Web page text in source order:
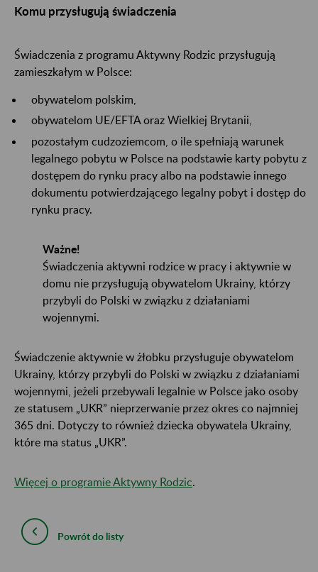
Komu przysługują świadczenia
Świadczenia z programu Aktywny Rodzic przysługują
zamieszkałym w Polsce:
obywatelom polskim,
obywatelom UE/EFTA oraz Wielkiej Brytanii,
pozostałym cudzoziemcom, o ile spełniają warunek
legalnego pobytu w Polsce na podstawie karty pobytu z
dostępem do rynku pracy albo na podstawie innego
dokumentu potwierdzającego legalny pobyt i dostęp do
rynku pracy.
Ważne!
Świadczenia aktywni rodzice w pracy i aktywnie w
domu nie przysługują obywatelom Ukrainy, którzy
przybyli do Polski w związku z działaniami
wojennymi.
Świadczenie aktywnie w żłobku przysługuje obywatelom
Ukrainy, którzy przybyli do Polski w związku z działaniami
wojennymi, jeżeli przebywali legalnie w Polsce jako osoby
ze statusem „UKR” nieprzerwanie przez okres co najmniej
365 dni. Dotyczy to również dziecka obywatela Ukrainy,
które ma status „UKR”.
Więcej o programie Aktywny Rodzic.
Powrót do listy